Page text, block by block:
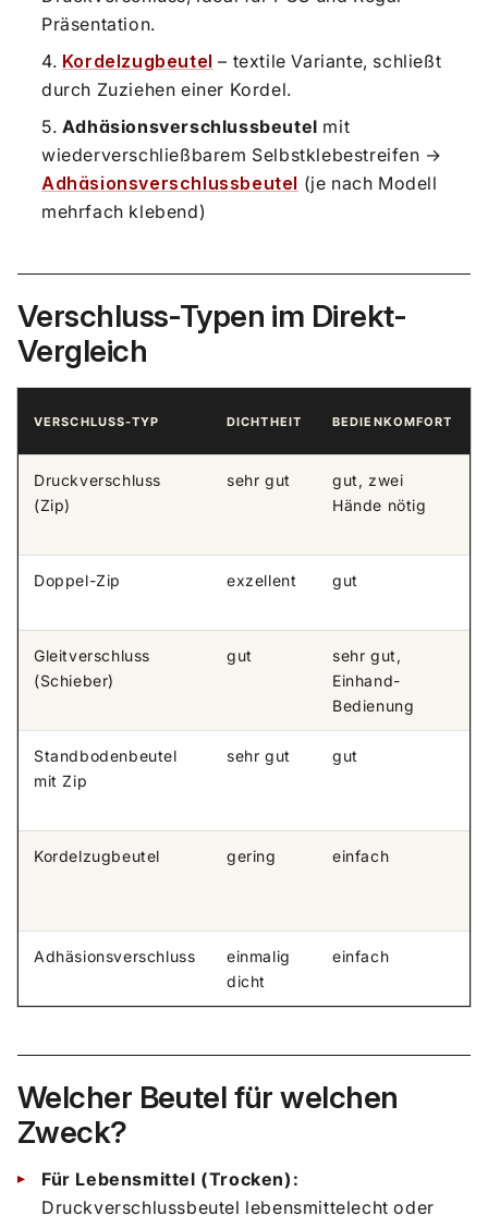
Präsentation.
Kordelzugbeutel – textile Variante, schließt
durch Zuziehen einer Kordel.
Adhäsionsverschlussbeutel mit
wiederverschließbarem Selbstklebestreifen →
Adhäsionsverschlussbeutel (je nach Modell
mehrfach klebend)
Verschluss-Typen im Direkt-
Vergleich
VERSCHLUSS-TYP DICHTHEIT BEDIENKOMFORT
Druckverschluss
(Zip)
sehr gut
gut, zwei
Hände nötig
Doppel-Zip exzellent gut
Gleitverschluss
(Schieber)
gut
sehr gut,
Einhand-
Bedienung
Standbodenbeutel
mit Zip
sehr gut gut
Kordelzugbeutel gering einfach
Adhäsionsverschluss
einmalig
dicht
einfach
Welcher Beutel für welchen
Zweck?
Für Lebensmittel (Trocken):
Druckverschlussbeutel lebensmittelecht oder